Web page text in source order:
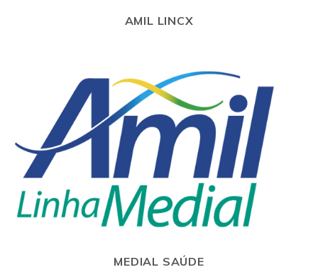
AMIL LINCX
MEDIAL SAÚDE